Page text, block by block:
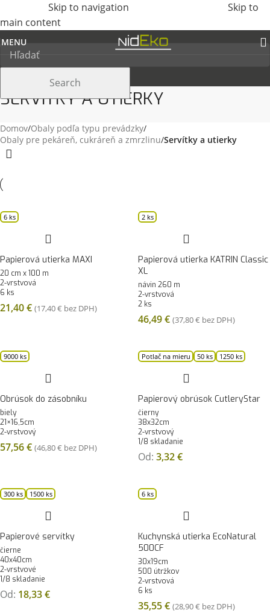
Skip to navigation
Skip to
main content
MENU
Search
SERVÍTKY A UTIERKY
Domov/Obaly podľa typu prevádzky/
Obaly pre pekáreň, cukráreň a zmrzlinu/Servítky a utierky
6 ks
Papierová utierka MAXI
20 cm x 100 m
2-vrstvová
6 ks
21,40€ (17,40€ bez DPH)
2 ks
Papierová utierka KATRIN Classic
XL
návin 260 m
2-vrstvová
2 ks
46,49€ (37,80€ bez DPH)
9000 ks
Obrúsok do zásobníku
biely
21×16,5cm
2-vrstvový
57,56€ (46,80€ bez DPH)
Potlač na mieru 50 ks 1250 ks
Papierový obrúsok CutleryStar
čierny
38x32cm
2-vrstvový
1/8 skladanie
Od: 3,32€
300 ks 1500 ks
Papierové servítky
čierne
40x40cm
2-vrstvové
1/8 skladanie
Od: 18,33€
6 ks
Kuchynská utierka EcoNatural
500CF
30x19cm
500 útržkov
2-vrstvová
6 ks
35,55€ (28,90€ bez DPH)